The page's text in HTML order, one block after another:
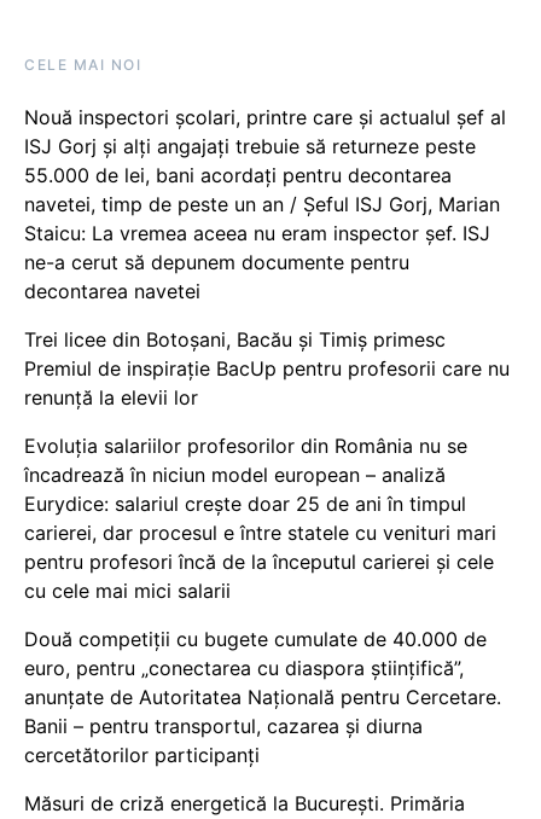
CELE MAI NOI
Nouă inspectori școlari, printre care și actualul șef al
ISJ Gorj și alți angajați trebuie să returneze peste
55.000 de lei, bani acordați pentru decontarea
navetei, timp de peste un an / Șeful ISJ Gorj, Marian
Staicu: La vremea aceea nu eram inspector șef. ISJ
ne-a cerut să depunem documente pentru
decontarea navetei
Trei licee din Botoșani, Bacău și Timiș primesc
Premiul de inspirație BacUp pentru profesorii care nu
renunță la elevii lor
Evoluția salariilor profesorilor din România nu se
încadrează în niciun model european – analiză
Eurydice: salariul crește doar 25 de ani în timpul
carierei, dar procesul e între statele cu venituri mari
pentru profesori încă de la începutul carierei și cele
cu cele mai mici salarii
Două competiții cu bugete cumulate de 40.000 de
euro, pentru „conectarea cu diaspora științifică”,
anunțate de Autoritatea Națională pentru Cercetare.
Banii – pentru transportul, cazarea și diurna
cercetătorilor participanți
Măsuri de criză energetică la București. Primăria